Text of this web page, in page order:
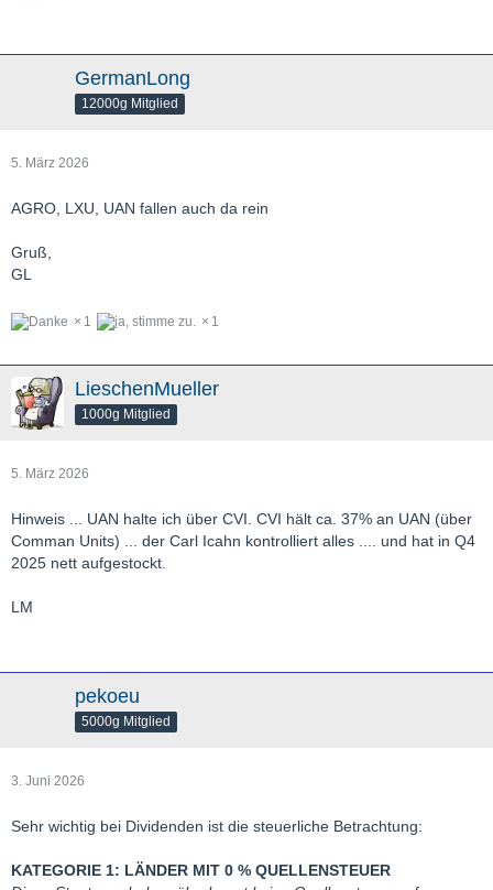
GermanLong
12000g Mitglied
5. März 2026
AGRO, LXU, UAN fallen auch da rein
Gruß,
GL
1 1
LieschenMueller
1000g Mitglied
5. März 2026
Hinweis ... UAN halte ich über CVI. CVI hält ca. 37% an UAN (über
Comman Units) ... der Carl Icahn kontrolliert alles .... und hat in Q4
2025 nett aufgestockt.
LM
pekoeu
5000g Mitglied
3. Juni 2026
Sehr wichtig bei Dividenden ist die steuerliche Betrachtung:
KATEGORIE 1: LÄNDER MIT 0 % QUELLENSTEUER